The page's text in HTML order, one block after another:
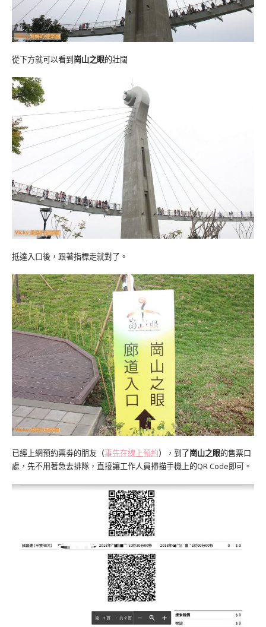
從下方就可以看到 崗山之眼的壯闊
抵達入口後，跟著指標走就對了。
已經上網預約票劵的朋友（事先在線上預約），到了崗山之眼的售票口
處，先不用著急去排隊，直接讓工作人員掃描手機上的QR Code即可。